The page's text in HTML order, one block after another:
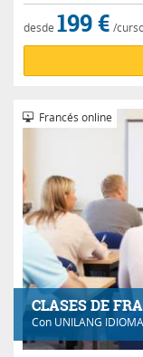
desde 199 € /
CLASES DE
Con UNILANG
Francés online